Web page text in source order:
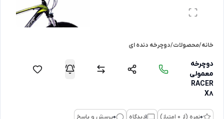
خانه/محصولات/دوچرخه دنده ای
دوچرخه
معمولی
RACER
X8
0نمره (از 0 امتیاز) 1دیدگاه 0پرسش و پاسخ